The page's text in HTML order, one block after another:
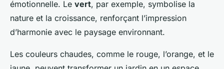
émotionnelle. Le vert, par exemple, symbolise la
nature et la croissance, renforçant l’impression
d’harmonie avec le paysage environnant.
Les couleurs chaudes, comme le rouge, l’orange, et le